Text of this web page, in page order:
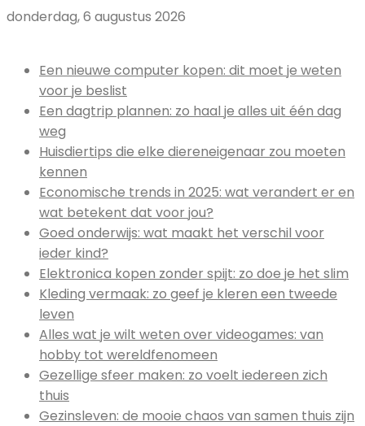
donderdag, 6 augustus 2026
Een nieuwe computer kopen: dit moet je weten
voor je beslist
Een dagtrip plannen: zo haal je alles uit één dag
weg
Huisdiertips die elke diereneigenaar zou moeten
kennen
Economische trends in 2025: wat verandert er en
wat betekent dat voor jou?
Goed onderwijs: wat maakt het verschil voor
ieder kind?
Elektronica kopen zonder spijt: zo doe je het slim
Kleding vermaak: zo geef je kleren een tweede
leven
Alles wat je wilt weten over videogames: van
hobby tot wereldfenomeen
Gezellige sfeer maken: zo voelt iedereen zich
thuis
Gezinsleven: de mooie chaos van samen thuis zijn